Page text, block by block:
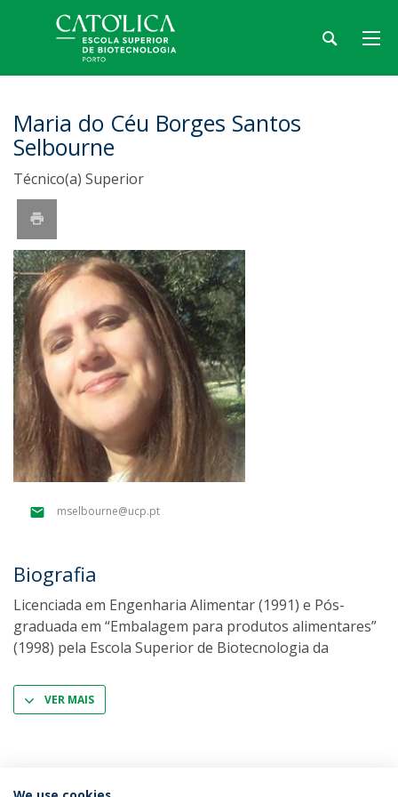
Maria do Céu Borges Santos
Selbourne
Técnico(a) Superior
mselbourne@ucp.pt
Biografia
Licenciada em Engenharia Alimentar (1991) e Pós-
graduada em “Embalagem para produtos alimentares”
(1998) pela Escola Superior de Biotecnologia da
VER MAIS